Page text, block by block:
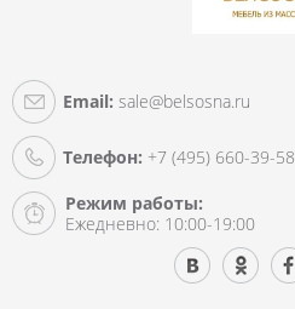
Email: sale@belsosna.ru
Телефон: +7 (495) 660-39-58
Режим работы:
Ежедневно: 10:00-19:00